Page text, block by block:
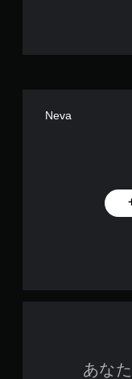
Neva
あな